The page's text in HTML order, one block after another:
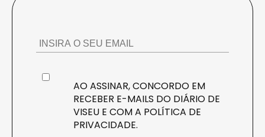
AO ASSINAR, CONCORDO EM
RECEBER E-MAILS DO DIÁRIO DE
VISEU E COM A POLÍTICA DE
PRIVACIDADE.